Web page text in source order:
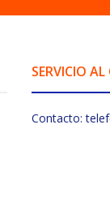
SERVICIO AL
Contacto: